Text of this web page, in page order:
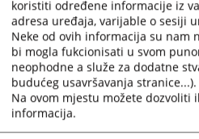
sluzokože gornje usne, čime su
povreda iz člana 131. stav 1. u
zakonika Republike Srpske, pa
kojom je optuženim T. G i T. Z
(tri) mjeseca i istovremeno
osuđeni za vrijeme od 1. (jedne
presude ne učine novo krivično
koristiti određene informacije iz
adresa uređaja, varijable o sesiji
Neke od ovih informacija su nam
bi mogla fukcionisati u svom
neophodne a služe za dodatne
budućeg usavršavanja stranice...).
Na ovom mjestu možete
informacija.